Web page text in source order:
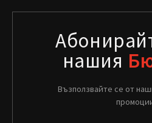
нашия
Възползвайте се от